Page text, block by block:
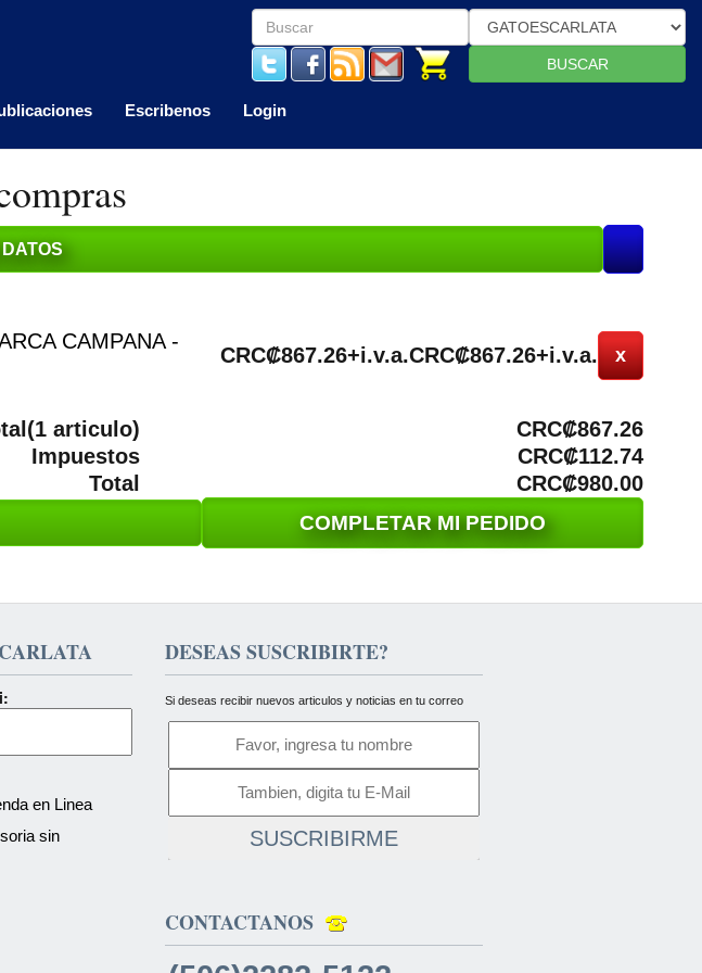
BUSCAR
Escribenos Login
CAMPANA -
CRC₡867.26+i.v.a.CRC₡867.26+i.v.a. x
articulo)
CRC₡867.26
Impuestos
CRC₡112.74
Total
CRC₡980.00
COMPLETAR MI PEDIDO
en Linea
sin
DESEAS SUSCRIBIRTE?
Si deseas recibir nuevos articulos y noticias en tu correo
SUSCRIBIRME
CONTACTANOS